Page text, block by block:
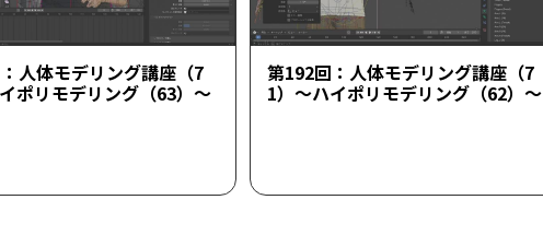
人体モデリング講座（7
ポリモデリング（63）～
第192回：人体モデリング講座（7
1）～ハイポリモデリング（62）～